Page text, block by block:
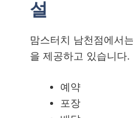
설
맘스터치 남천점에서
을 제공하고 있습니다.
예약
포장